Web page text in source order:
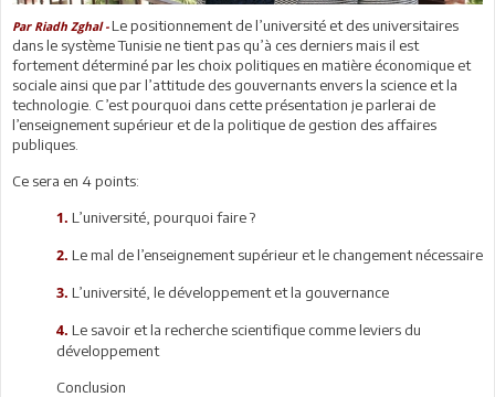
Par Riadh Zghal -Le positionnement de l’université et des universitaires
dans le système Tunisie ne tient pas qu’à ces derniers mais il est
fortement déterminé par les choix politiques en matière économique et
sociale ainsi que par l’attitude des gouvernants envers la science et la
technologie. C’est pourquoi dans cette présentation je parlerai de
l’enseignement supérieur et de la politique de gestion des affaires
publiques.
Ce sera en 4 points:
1. L’université, pourquoi faire ?
2. Le mal de l’enseignement supérieur et le changement nécessaire
3. L’université, le développement et la gouvernance
4. Le savoir et la recherche scientifique comme leviers du
développement
Conclusion